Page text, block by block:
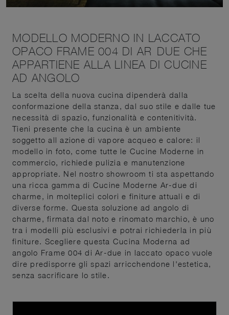
MODELLO MODERNO IN LACCATO
OPACO FRAME 004 DI AR-DUE CHE
APPARTIENE ALLA LINEA DI CUCINE
AD ANGOLO
La scelta della nuova cucina dipenderà dalla
conformazione della stanza, dal suo stile e dalle tue
necessità di spazio, funzionalità e contenitività.
Tieni presente che la cucina è un ambiente
soggetto all azione di vapore acqueo e calore: il
modello in foto, come tutte le Cucine Moderne in
commercio, richiede pulizia e manutenzione
appropriate. Nel nostro showroom ti sta aspettando
una ricca gamma di Cucine Moderne Ar-due di
charme, in molteplici colori e finiture attuali e di
diverse forme. Questa soluzione ad angolo di
charme, firmata dal noto e rinomato marchio, è uno
tra i modelli più esclusivi e potrai richiederla in più
finiture. Scegliere questa Cucina Moderna ad
angolo Frame 004 di Ar-due in laccato opaco vuole
dire predisporre gli spazi arricchendone l'estetica,
senza sacrificare lo stile.